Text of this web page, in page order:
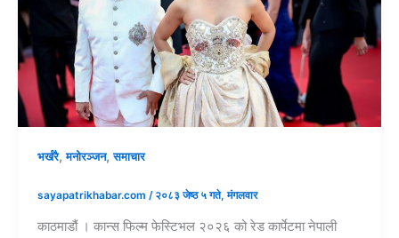
भर्खरै,मनोरञ्जन,समाचार
sayapatrikhabar.com / २०८३ जेष्ठ ५ गते, मंगलवार
काठमाडौं । कान्स फिल्म फेस्टिभल २०२६ को रेड कार्पेटमा नेपाली